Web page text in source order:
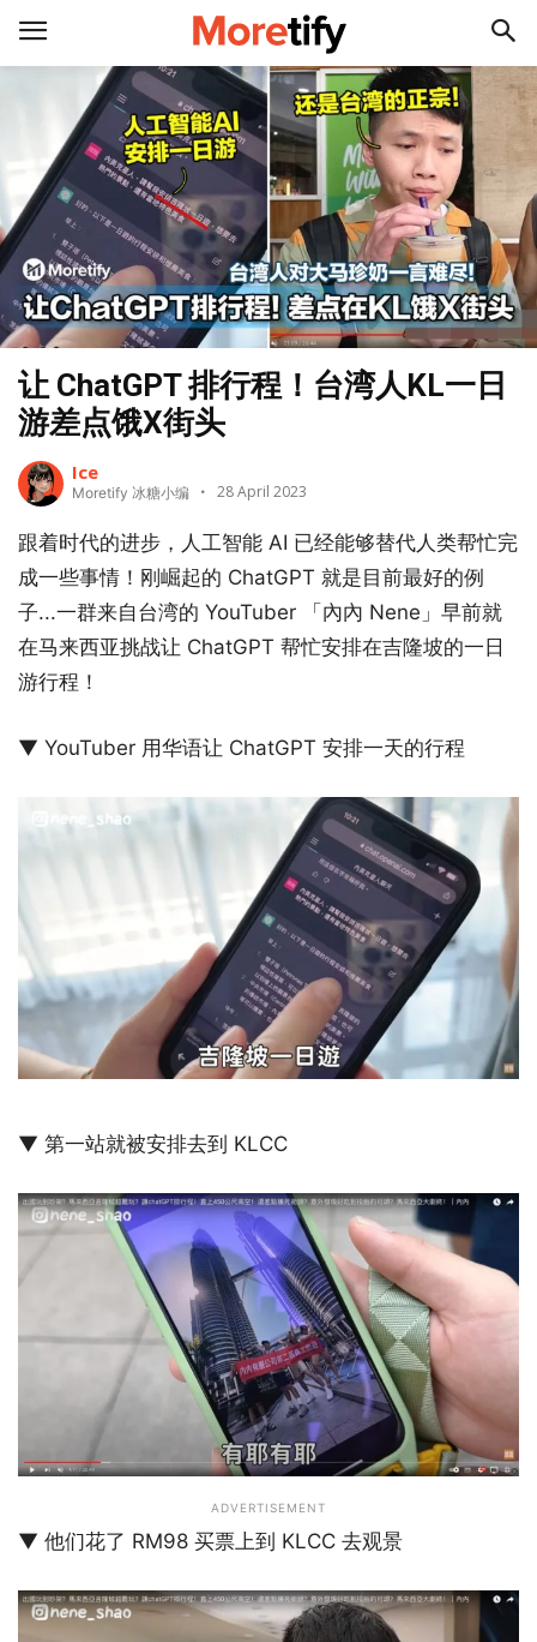
让 ChatGPT 排行程！台湾人KL一日
游差点饿X街头
Ice
Moretify 冰糖小编 28 April 2023
跟着时代的进步，人工智能 AI 已经能够替代人类帮忙完
成一些事情！刚崛起的 ChatGPT 就是目前最好的例
子...一群来自台湾的 YouTuber 「內內 Nene」早前就
在马来西亚挑战让 ChatGPT 帮忙安排在吉隆坡的一日
游行程！
▼ YouTuber 用华语让 ChatGPT 安排一天的行程
▼ 第一站就被安排去到 KLCC
ADVERTISEMENT
▼ 他们花了 RM98 买票上到 KLCC 去观景